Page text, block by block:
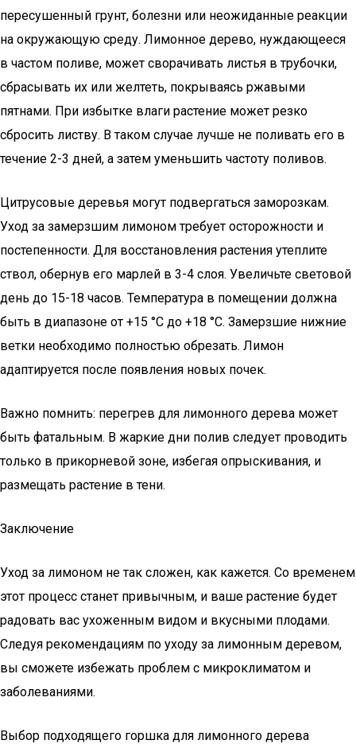
пересушенный грунт, болезни или неожиданные реакции
на окружающую среду. Лимонное дерево, нуждающееся
в частом поливе, может сворачивать листья в трубочки,
сбрасывать их или желтеть, покрываясь ржавыми
пятнами. При избытке влаги растение может резко
сбросить листву. В таком случае лучше не поливать его в
течение 2-3 дней, а затем уменьшить частоту поливов.
Цитрусовые деревья могут подвергаться заморозкам.
Уход за замерзшим лимоном требует осторожности и
постепенности. Для восстановления растения утеплите
ствол, обернув его марлей в 3-4 слоя. Увеличьте световой
день до 15-18 часов. Температура в помещении должна
быть в диапазоне от +15 °С до +18 °С. Замерзшие нижние
ветки необходимо полностью обрезать. Лимон
адаптируется после появления новых почек.
Важно помнить: перегрев для лимонного дерева может
быть фатальным. В жаркие дни полив следует проводить
только в прикорневой зоне, избегая опрыскивания, и
размещать растение в тени.
Заключение
Уход за лимоном не так сложен, как кажется. Со временем
этот процесс станет привычным, и ваше растение будет
радовать вас ухоженным видом и вкусными плодами.
Следуя рекомендациям по уходу за лимонным деревом,
вы сможете избежать проблем с микроклиматом и
заболеваниями.
Выбор подходящего горшка для лимонного дерева